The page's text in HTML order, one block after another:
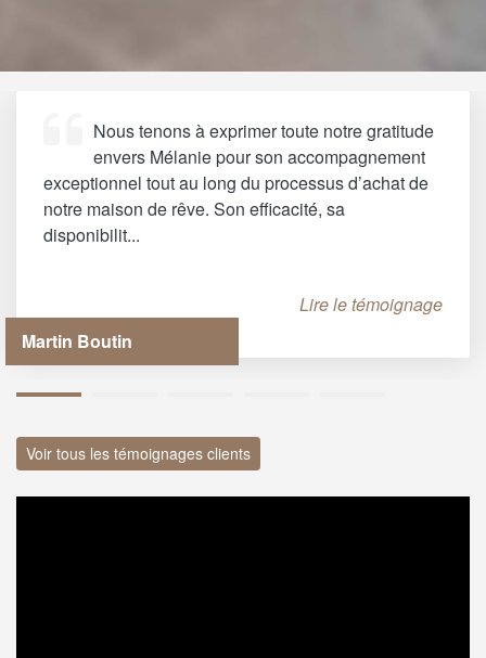
Nous tenons à exprimer toute notre gratitude
envers Mélanie pour son accompagnement
exceptionnel tout au long du processus d’achat de
notre maison de rêve. Son efficacité, sa
disponibilit...
Lire le témoignage
Martin Boutin
Voir tous les témoignages clients